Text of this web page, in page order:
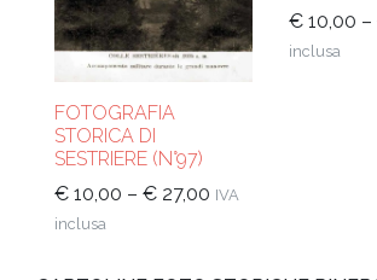
FOTOGRAFIA
STORICA DI
SESTRIERE (N°97)
€ 10,00 – € 27,00 IVA
inclusa
€ 10,00 –
inclusa